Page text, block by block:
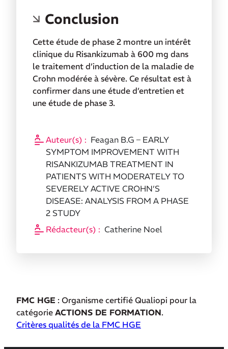
Conclusion
Cette étude de phase 2 montre un intérêt
clinique du Risankizumab à 600 mg dans
le traitement d’induction de la maladie de
Crohn modérée à sévère. Ce résultat est à
confirmer dans une étude d’entretien et
une étude de phase 3.
Auteur(s) : Feagan B.G – EARLY
SYMPTOM IMPROVEMENT WITH
RISANKIZUMAB TREATMENT IN
PATIENTS WITH MODERATELY TO
SEVERELY ACTIVE CROHN’S
DISEASE: ANALYSIS FROM A PHASE
2 STUDY
Rédacteur(s) : Catherine Noel
FMC HGE : Organisme certifié Qualiopi pour la
catégorie ACTIONS DE FORMATION.
Critères qualités de la FMC HGE